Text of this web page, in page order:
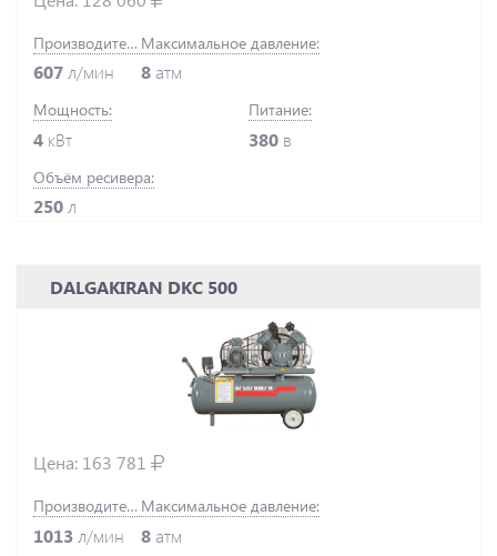
Производительность:
607л/мин
Максимальное давление:
8 атм
Мощность:
4 кВт
Питание:
380 в
Объём ресивера:
250л
DALGAKIRAN DKC 500
Цена: 163 781
Производительность:
1013 л/мин
Максимальное давление:
8 атм